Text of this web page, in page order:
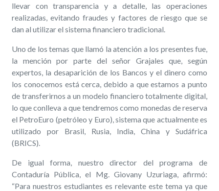
llevar con transparencia y a detalle, las operaciones
realizadas, evitando fraudes y factores de riesgo que se
dan al utilizar el sistema financiero tradicional.
Uno de los temas que llamó la atención a los presentes fue,
la mención por parte del señor Grajales que, según
expertos, la desaparición de los Bancos y el dinero como
los conocemos está cerca, debido a que estamos a punto
de transferirnos a un modelo financiero totalmente digital,
lo que conlleva a que tendremos como monedas de reserva
el PetroEuro (petróleo y Euro), sistema que actualmente es
utilizado por Brasil, Rusia, India, China y Sudáfrica
(BRICS).
De igual forma, nuestro director del programa de
Contaduría Pública, el Mg. Giovany Uzuriaga, afirmó:
“Para nuestros estudiantes es relevante este tema ya que